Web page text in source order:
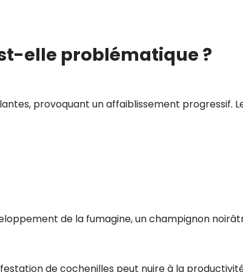
elle problématique ?
provoquant un affaiblissement progressif.
de la fumagine, un champignon
de cochenilles peut nuire à la